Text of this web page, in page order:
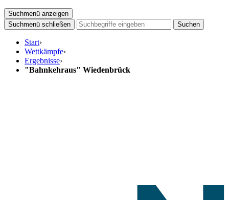
Suchmenü anzeigen
Suchmenü schließen
Suchen
Start›
Wettkämpfe›
Ergebnisse›
"Bahnkehraus" Wiedenbrück